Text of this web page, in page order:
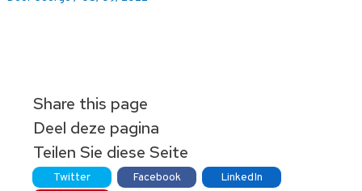
Share this page
Deel deze pagina
Teilen Sie diese Seite
Twitter Facebook
LinkedIn